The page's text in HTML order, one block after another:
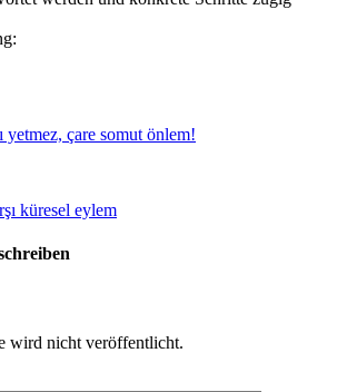
yetmez, çare somut önlem!
küresel eylem
wird nicht veröffentlicht.